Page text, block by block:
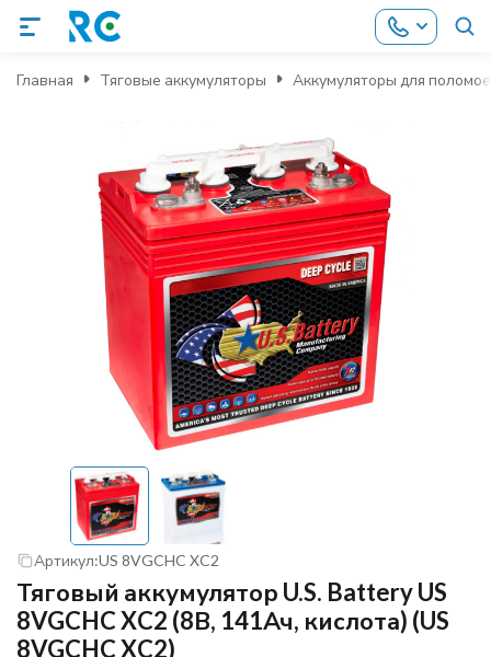
Главная Тяговые аккумуляторы Аккумуляторы для
Артикул:US 8VGCHC XC2
Тяговый аккумулятор U.S. Battery US
8VGCHC XC2 (8В, 141Ач, кислота) (US
8VGCHC XC2)